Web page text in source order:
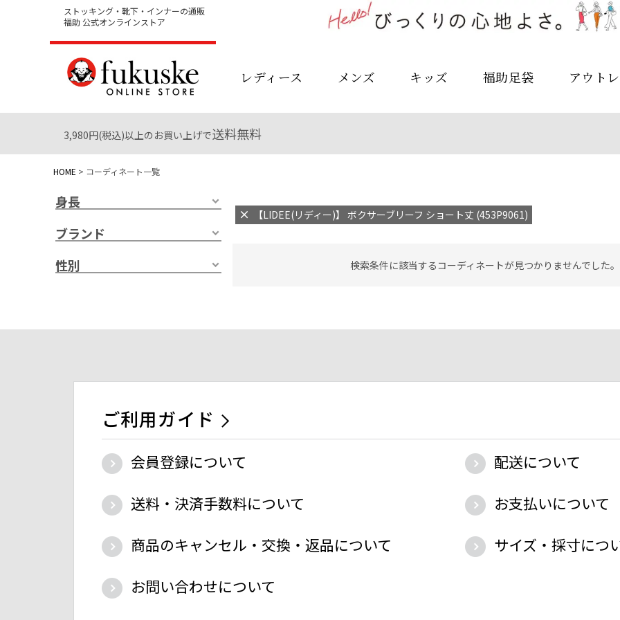
ストッキング・靴下・インナーの通販
福助 公式オンラインストア
レディース メンズ キッズ 福助足袋 アウト
3,980円(税込)以上のお買い上げで送料無料
HOME コーディネート一覧
身長
ブランド
性別
【LIDEE(リディー)】 ボクサーブリーフ ショート丈 (453P9061)
検索条件に該当するコーディネートが見つかりませんでした
ご利用ガイド
会員登録について
配送について
送料・決済手数料について
お支払いについて
商品のキャンセル・交換・返品について
サイズ・採寸につ
お問い合わせについて